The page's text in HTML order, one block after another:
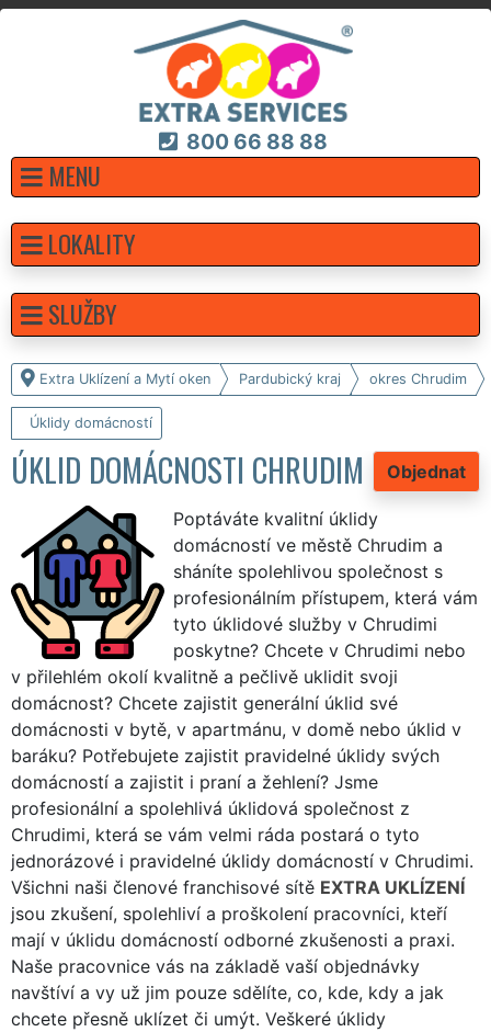
800 66 88 88
MENU
Extra Uklízení a Mytí oken Pardubický kraj okres Chrudim
Úklidy domácností
Objednat
ÚKLID DOMÁCNOSTI CHRUDIM
Poptáváte kvalitní úklidy
domácností ve městě Chrudim a
sháníte spolehlivou společnost s
profesionálním přístupem, která vám
tyto úklidové služby v Chrudimi
poskytne? Chcete v Chrudimi nebo
v přilehlém okolí kvalitně a pečlivě uklidit svoji
domácnost? Chcete zajistit generální úklid své
domácnosti v bytě, v apartmánu, v domě nebo úklid v
baráku? Potřebujete zajistit pravidelné úklidy svých
domácností a zajistit i praní a žehlení? Jsme
profesionální a spolehlivá úklidová společnost z
Chrudimi, která se vám velmi ráda postará o tyto
jednorázové i pravidelné úklidy domácností v Chrudimi.
Všichni naši členové franchisové sítě EXTRA UKLÍZENÍ
jsou zkušení, spolehliví a proškolení pracovníci, kteří
mají v úklidu domácností odborné zkušenosti a praxi.
Naše pracovnice vás na základě vaší objednávky
navštíví a vy už jim pouze sdělíte, co, kde, kdy a jak
chcete přesně uklízet či umýt. Veškeré úklidy
LOKALITY
SLUŽBY